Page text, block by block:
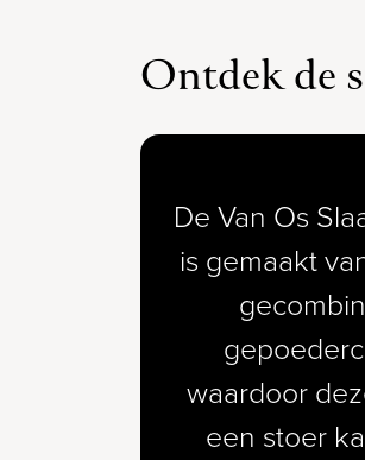
Ontdek de
De Van Os
is gemaakt
waardoor
een stoer